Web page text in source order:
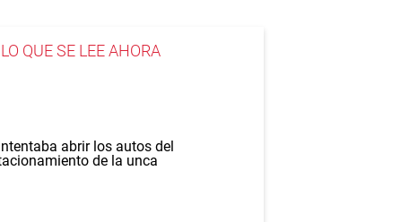
LO QUE SE LEE AHORA